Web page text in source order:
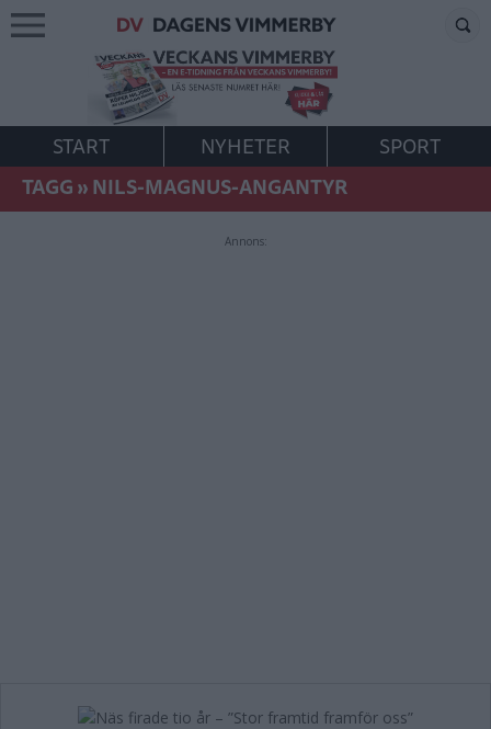
START NYHETER
SPORT
TAGG»NILS-MAGNUS-ANGANTYR
Annons: